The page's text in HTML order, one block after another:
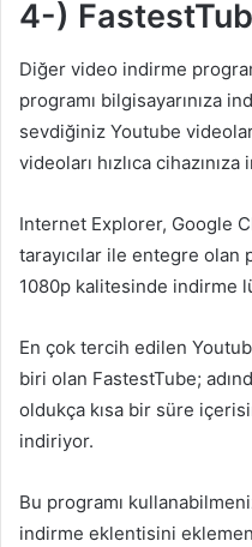
4-)
Diğer video indirme
programı bilgisayarınıza
sevdiğiniz Youtube
videoları hızlıca
Internet Explorer, Google
tarayıcılar ile entegre olan
1080p kalitesinde indirme
En çok tercih edilen
biri olan FastestTube;
oldukça kısa bir süre
indiriyor.
Bu programı
indirme eklentisini